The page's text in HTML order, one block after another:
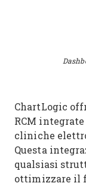
ChartLogic
RCM
cliniche
Questa
qualsiasi
ottimizzare il